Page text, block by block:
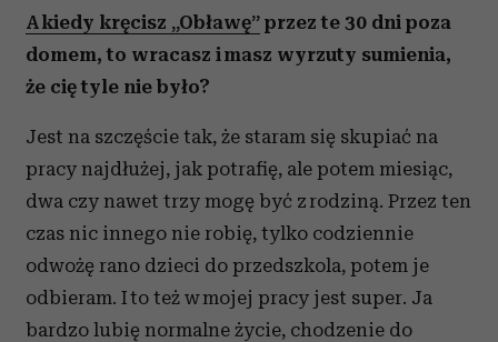
A kiedy kręcisz „Obławę” przez te 30 dni poza
domem, to wracasz i masz wyrzuty sumienia,
że cię tyle nie było?
Jest na szczęście tak, że staram się skupiać na
pracy najdłużej, jak potrafię, ale potem miesiąc,
dwa czy nawet trzy mogę być z rodziną. Przez ten
czas nic innego nie robię, tylko codziennie
odwożę rano dzieci do przedszkola, potem je
odbieram. I to też w mojej pracy jest super. Ja
bardzo lubię normalne życie, chodzenie do